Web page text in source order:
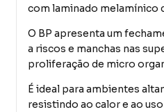
com laminado melamínico
O BP apresenta um
a riscos e manchas nas
proliferação de micro
É ideal para ambientes
resistindo ao calor e ao